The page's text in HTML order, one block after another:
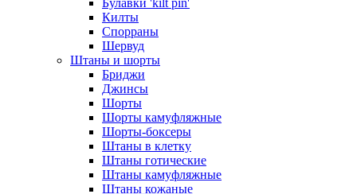
Булавки 'kilt pin'
Килты
Спорраны
Шервуд
Штаны и шорты
Бриджи
Джинсы
Шорты
Шорты камуфляжные
Шорты-боксеры
Штаны в клетку
Штаны готические
Штаны камуфляжные
Штаны кожаные